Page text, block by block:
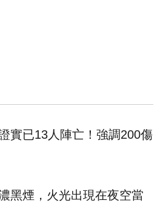
實已13人陣亡！強調200傷
黑煙，火光出現在夜空當